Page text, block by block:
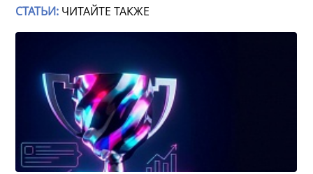
СТАТЬИ: ЧИТАЙТЕ ТАКЖЕ